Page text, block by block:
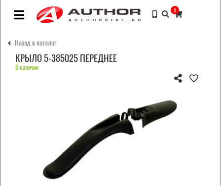
0
Назад в каталог
КРЫЛО 5-385025 ПЕРЕДНЕЕ
В наличии